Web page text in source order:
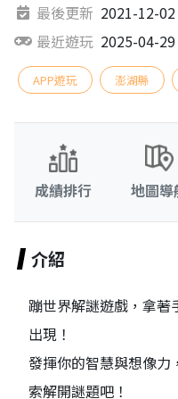
最後更新 2021-12-02
最近遊玩 2025-04-29
APP遊玩 澎湖縣
成績排行 地圖導
介紹
蹦世界解謎遊戲，拿
出現！
發揮你的智慧與想像力
索解開謎題吧！